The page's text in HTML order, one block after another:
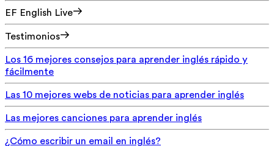
EF English Live
Testimonios
Los 16 mejores consejos para aprender inglés rápido y
fácilmente
Las 10 mejores webs de noticias para aprender inglés
Las mejores canciones para aprender inglés
¿Cómo escribir un email en inglés?